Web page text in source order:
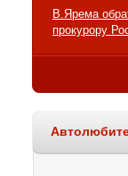
В.Ярема
прокурору